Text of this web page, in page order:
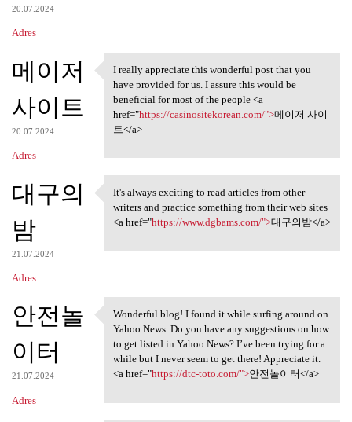
20.07.2024
Adres
메이저
사이트
20.07.2024
Adres
I really appreciate this
I really appreciate this wonderful post that you
have provided for us. I assure this would be
beneficial for most of the people <a
href="https://casinositekorean.com/">메이저 사이
트</a>
대구의
밤
21.07.2024
Adres
It's always exciting to read
It's always exciting to read articles from other
writers and practice something from their web sites
<a href="https://www.dgbams.com/">대구의밤</a>
안전놀
이터
21.07.2024
Adres
Wonderful blog! I found it
Wonderful blog! I found it while surfing around on
Yahoo News. Do you have any suggestions on how
to get listed in Yahoo News? I’ve been trying for a
while but I never seem to get there! Appreciate it.
<a href="https://dtc-toto.com/">안전놀이터</a>